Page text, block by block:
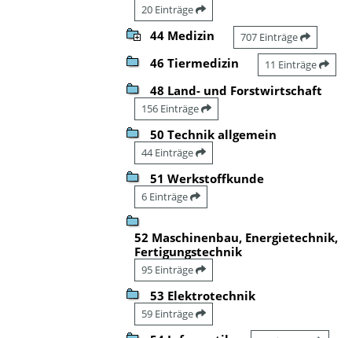
20 Einträge
44 Medizin 707 Einträge
46 Tiermedizin 11 Einträge
48 Land- und Forstwirtschaft
156 Einträge
50 Technik allgemein
44 Einträge
51 Werkstoffkunde
6 Einträge
52 Maschinenbau, Energietechnik,
Fertigungstechnik
95 Einträge
53 Elektrotechnik
59 Einträge